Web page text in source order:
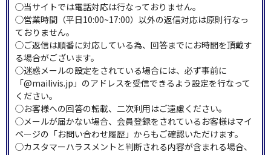
◯当サイトでは電話対応は行なっておりません。
◯営業時間（平日10:00~17:00）以外の返信対応は原則行なっ
ておりません。
◯ご返信は順番に対応している為、回答までにお時間を頂戴す
る場合がございます。
◯迷惑メールの設定をされている場合には、必ず事前に
「@mailivis.jp」のアドレスを受信できるよう設定を行なって
ください。
◯お客様への回答の転載、二次利用はご遠慮ください。
◯メールが届かない場合、会員登録をされているお客様はマイ
ページの「お問い合わせ履歴」からもご確認いただけます。
◯カスタマーハラスメントと判断される内容が含まれる場合、